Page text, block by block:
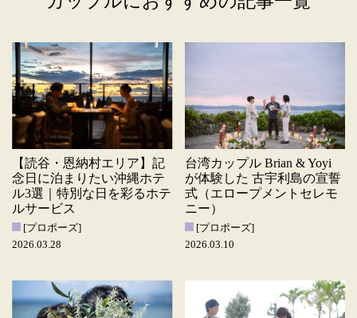
【読谷・恩納村エリア】記
念日に泊まりたい沖縄ホテ
ル3選｜特別な日を彩るホテ
ルサービス
[プロポーズ]
2026.03.28
台湾カップル Brian & Yoyi
が体験した 古宇利島の宣誓
式（エロープメントセレモ
ニー）
[プロポーズ]
2026.03.10